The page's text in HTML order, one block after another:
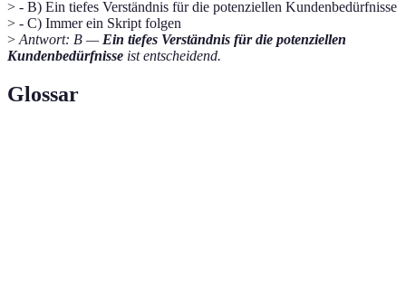
> - B) Ein tiefes Verständnis für die potenziellen Kundenbedürfnisse
> - C) Immer ein Skript folgen
> Antwort: B — Ein tiefes Verständnis für die potenziellen
Kundenbedürfnisse ist entscheidend.
Glossar